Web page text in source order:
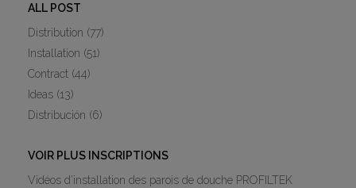
ALL POST
Distribution (77)
Installation (51)
Contract (44)
Ideas (13)
Distribución (6)
VOIR PLUS INSCRIPTIONS
Vidéos d’installation des parois de douche PROFILTEK